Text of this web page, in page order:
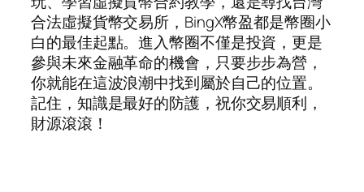
合法虛擬貨幣交易所，BingX幣盈都是幣圈小
白的最佳起點。進入幣圈不僅是投資，更是
參與未來金融革命的機會，只要步步為營，
你就能在這波浪潮中找到屬於自己的位置。
記住，知識是最好的防護，祝你交易順利，
財源滾滾！